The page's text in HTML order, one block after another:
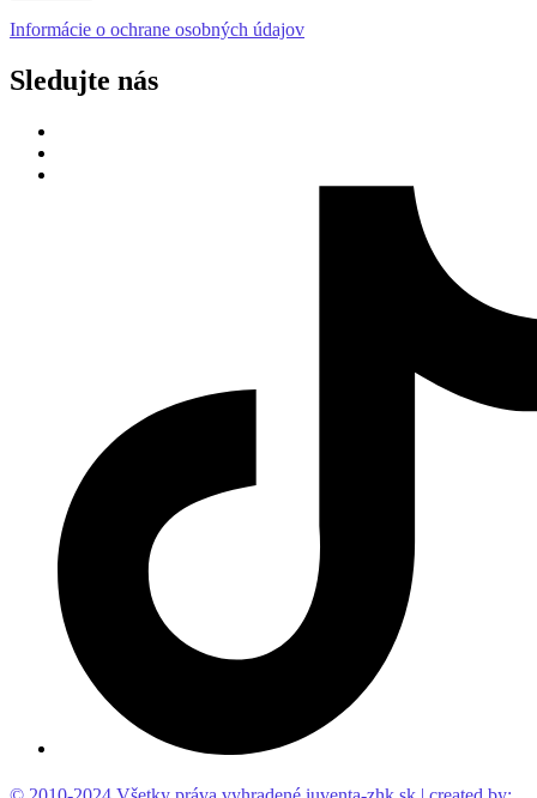
Informácie o ochrane osobných údajov
Sledujte nás